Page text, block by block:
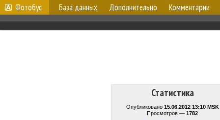
Фотобус База данных Дополнительно Комментарии
Статистика
Опубликовано 15.06.2012 13:10 MSK
Просмотров — 1782